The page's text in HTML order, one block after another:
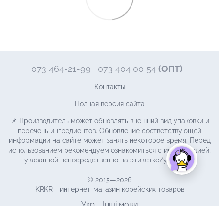
073 464-21-99 073 404 00 54 (ОПТ)
Контакты
Полная версия сайта
📌 Производитель может обновлять внешний вид упаковки и
перечень ингредиентов. Обновление соответствующей
информации на сайте может занять некоторое время. Перед
использованием рекомендуем ознакомиться с информацией,
указанной непосредственно на этикетке/упаковке.
© 2015—2026
KRKR - интернет-магазин корейских товаров